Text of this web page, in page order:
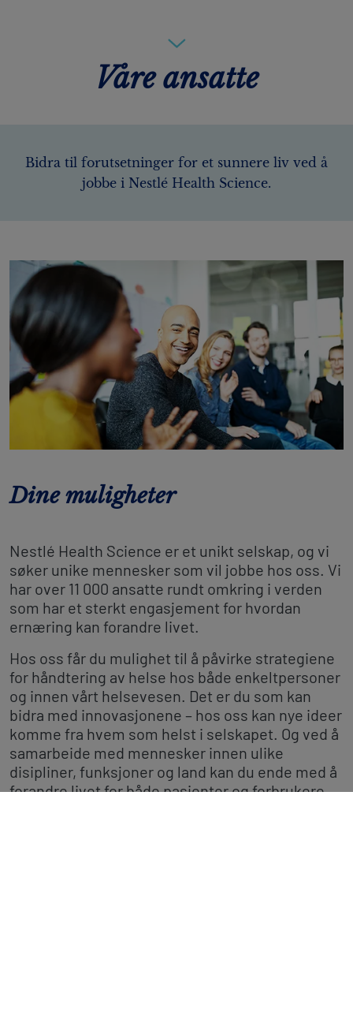
Våre ansatte
Bidra til forutsetninger for et sunnere liv ved å
jobbe i Nestlé Health Science.
Dine muligheter
Nestlé Health Science er et unikt selskap, og vi
søker unike mennesker som vil jobbe hos oss. Vi
har over 11 000 ansatte rundt omkring i verden
som har et sterkt engasjement for hvordan
ernæring kan forandre livet.
Hos oss får du mulighet til å påvirke strategiene
for håndtering av helse hos både enkeltpersoner
og innen vårt helsevesen. Det er du som kan
bidra med innovasjonene – hos oss kan nye ideer
komme fra hvem som helst i selskapet. Og ved å
samarbeide med mennesker innen ulike
disipliner, funksjoner og land kan du ende med å
forandre livet for både pasienter og forbrukere.